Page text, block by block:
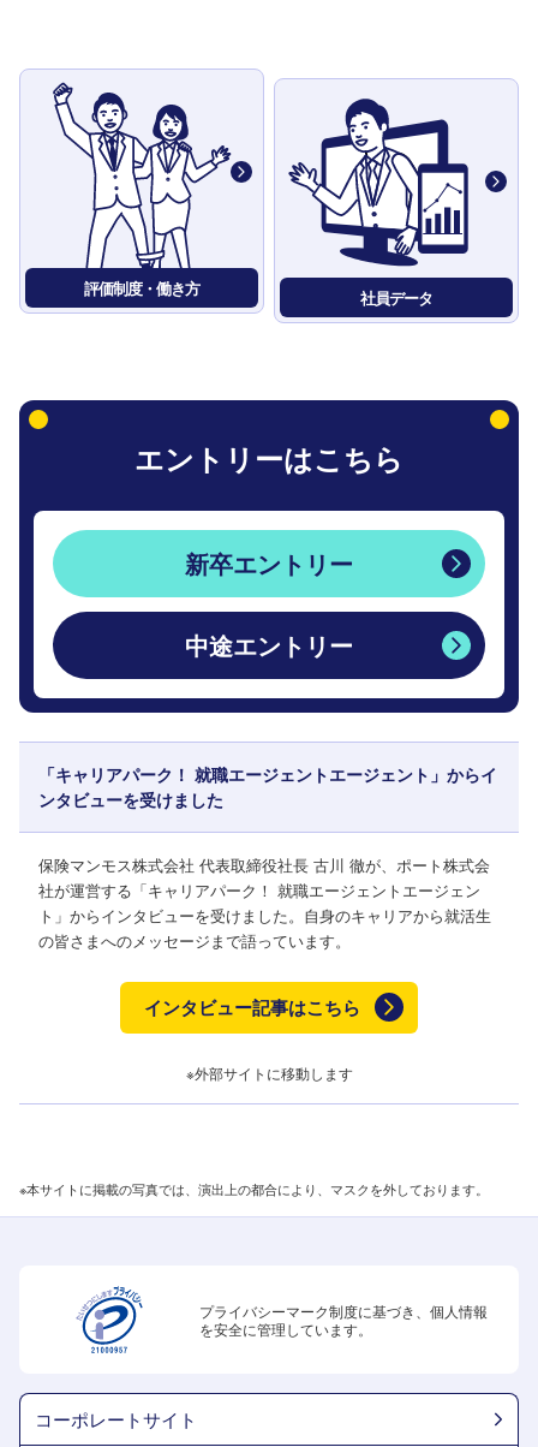
評価制度・働き方 社員データ
エントリーはこちら
新卒エントリー
中途エントリー
「キャリアパーク！ 就職エージェントエージェント」からイ
ンタビューを受けました
保険マンモス株式会社 代表取締役社長 古川 徹が、ポート株式会
社が運営する「キャリアパーク！ 就職エージェントエージェン
ト」からインタビューを受けました。自身のキャリアから就活生
の皆さまへのメッセージまで語っています。
インタビュー記事はこちら
※外部サイトに移動します
※本サイトに掲載の写真では、演出上の都合により、マスクを外しております。
プライバシーマーク制度に基づき、個人情報
を安全に管理しています。
コーポレートサイト